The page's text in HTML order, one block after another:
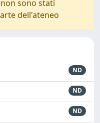
sono stati
dell'ateneo
ND
ND
ND